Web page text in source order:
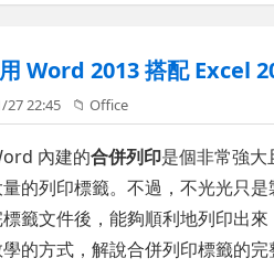
Word 2013 搭配 Excel
27 22:45 📁Office
內建的合併列印是個非常強
的列印標籤。不過，不光光只
籤文件後，能夠順利地列印出
的方式，解說合併列印標籤的完